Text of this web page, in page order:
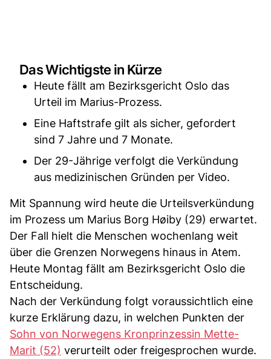
Das Wichtigste in Kürze
Heute fällt am Bezirksgericht Oslo das
Urteil im Marius-Prozess.
Eine Haftstrafe gilt als sicher, gefordert
sind 7 Jahre und 7 Monate.
Der 29-Jährige verfolgt die Verkündung
aus medizinischen Gründen per Video.
Mit Spannung wird heute die Urteilsverkündung
im Prozess um Marius Borg Høiby (29) erwartet.
Der Fall hielt die Menschen wochenlang weit
über die Grenzen Norwegens hinaus in Atem.
Heute Montag fällt am Bezirksgericht Oslo die
Entscheidung.
Nach der Verkündung folgt voraussichtlich eine
kurze Erklärung dazu, in welchen Punkten der
Sohn von Norwegens Kronprinzessin Mette-
Marit (52) verurteilt oder freigesprochen wurde.